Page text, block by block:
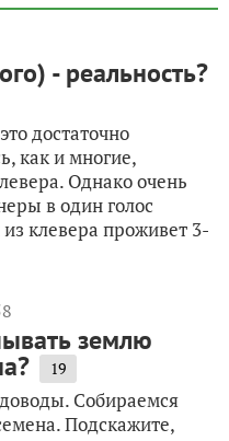
- реальность?
достаточно
как и многие,
Однако очень
в один голос
из клевера проживет 3-
землю
19
Собираемся
Подскажите,